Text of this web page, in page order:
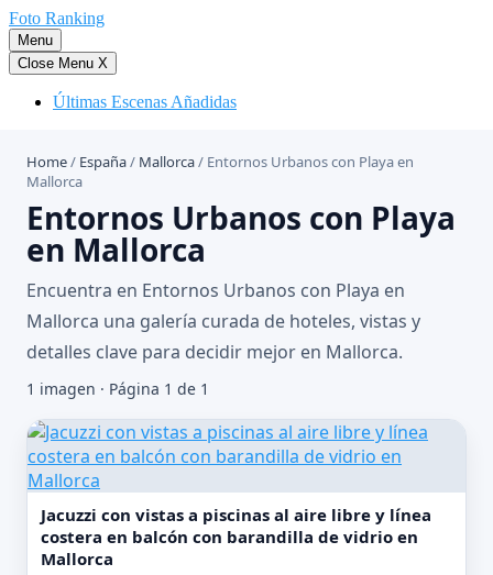
Saltar
al
contenido
Foto Ranking
Menu
Close Menu X
Últimas Escenas Añadidas
Home/ España/ Mallorca/ Entornos Urbanos con Playa en
Mallorca
Entornos Urbanos con Playa
en Mallorca
Encuentra en Entornos Urbanos con Playa en
Mallorca una galería curada de hoteles, vistas y
detalles clave para decidir mejor en Mallorca.
1 imagen · Página 1 de 1
Jacuzzi con vistas a piscinas al aire libre y línea
costera en balcón con barandilla de vidrio en
Mallorca